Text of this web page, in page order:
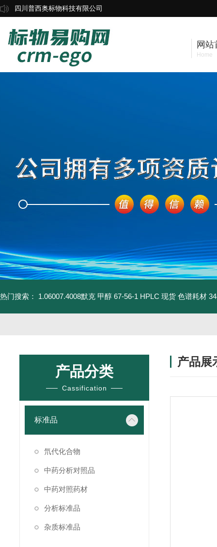
四川普西奥标物科技有限公司
网站
Home
热门搜索： 1.06007.4008默克 甲醇 67-56-1 HPLC 现货 色谱耗材
产品分类
Cassification
标准品
氘代化合物
中药分析对照品
中药对照药材
分析标准品
杂质标准品
产品展